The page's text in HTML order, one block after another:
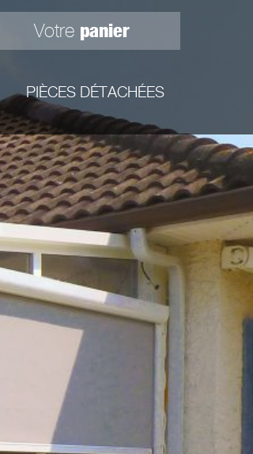
PIÈCES DÉTACHÉES
Votre panier